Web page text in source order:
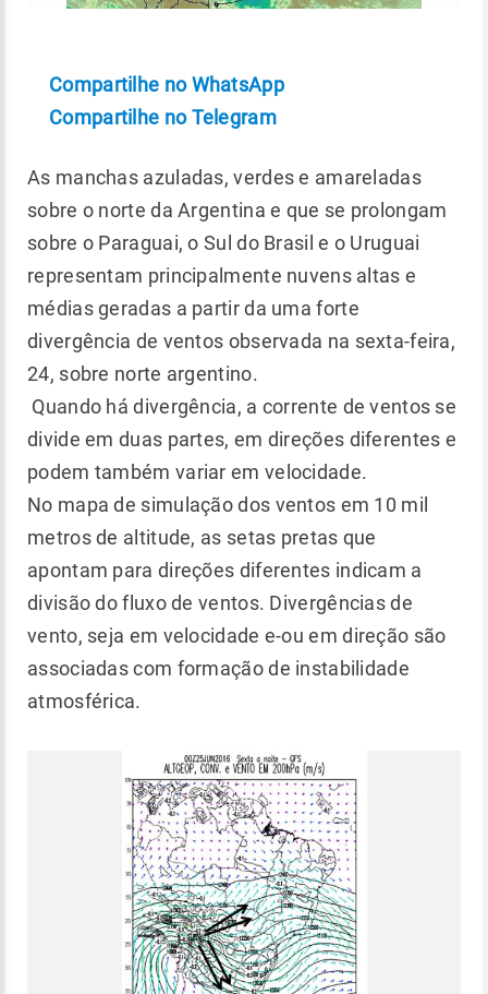
Compartilhe no WhatsApp
Compartilhe no Telegram
As manchas azuladas, verdes e amareladas
sobre o norte da Argentina e que se prolongam
sobre o Paraguai, o Sul do Brasil e o Uruguai
representam principalmente nuvens altas e
médias geradas a partir da uma forte
divergência de ventos observada na sexta-feira,
24, sobre norte argentino.
Quando há divergência, a corrente de ventos se
divide em duas partes, em direções diferentes e
podem também variar em velocidade.
No mapa de simulação dos ventos em 10 mil
metros de altitude, as setas pretas que
apontam para direções diferentes indicam a
divisão do fluxo de ventos. Divergências de
vento, seja em velocidade e-ou em direção são
associadas com formação de instabilidade
atmosférica.